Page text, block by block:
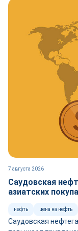
7 августа 2026
Саудовская
азиатских
нефть цена на нефть
Саудовская